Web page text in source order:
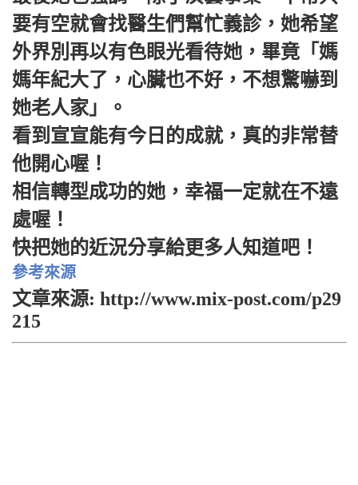
要有空就會找醫生們幫忙義診，她希望
外界別再以有色眼光看待她，畢竟「媽
媽年紀大了，心臟也不好，不想驚嚇到
她老人家」。
看到宣宣能有今日的成就，真的非常替
他開心喔！
相信轉型成功的她，幸福一定就在不遠
處喔！
快把她的近況分享給更多人知道吧！
參考來源
文章來源: http://www.mix-post.com/p29
215